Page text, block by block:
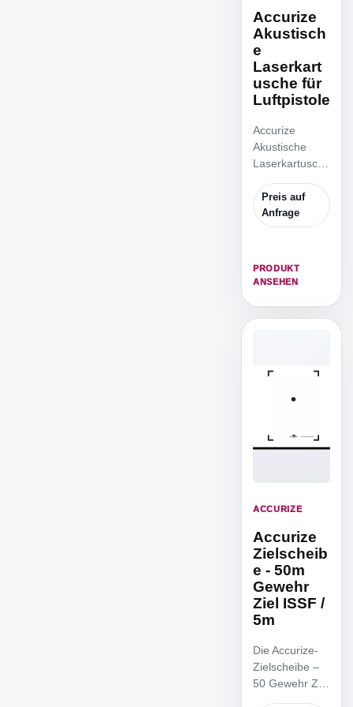
Accurize
Akustisch
e
Laserkart
usche für
Luftpistole
Accurize
Akustische
Laserkartusche
Der Adapter
passt für.177
Luftpistole/Luft
Preis auf
Anfrage
PRODUKT
ANSEHEN
ACCURIZE
Accurize
Zielscheib
e - 50m
Gewehr
Ziel ISSF /
5m
Die Accurize-
Zielscheibe –
50 Gewehr Ziel